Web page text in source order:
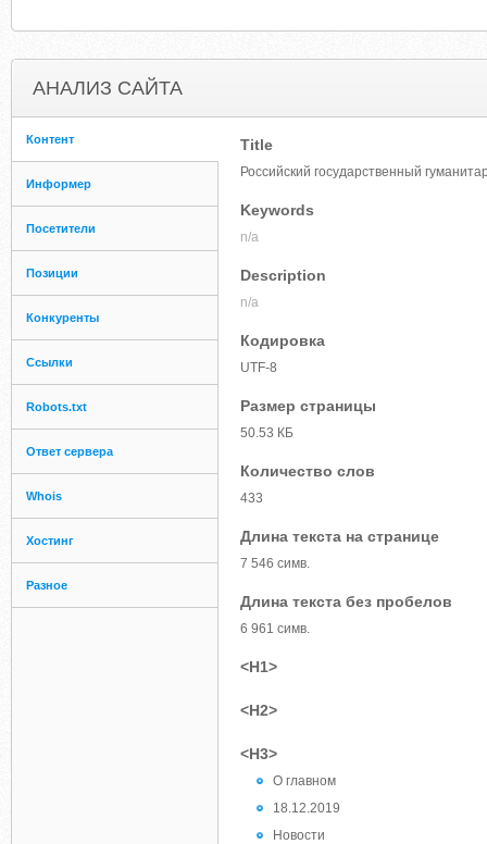
АНАЛИЗ САЙТА
Контент
Информер
Посетители
Позиции
Конкуренты
Ссылки
Robots.txt
Ответ сервера
Whois
Хостинг
Разное
Title
Российский государственный
Keywords
n/a
Description
n/a
Кодировка
UTF-8
Размер страницы
50.53 КБ
Количество слов
433
Длина текста на странице
7 546 симв.
Длина текста без пробелов
6 961 симв.
<H1>
<H2>
<H3>
О главном
18.12.2019
Новости